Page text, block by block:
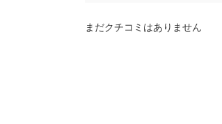
まだクチコミはありません